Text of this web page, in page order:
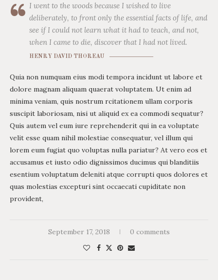
I went to the woods because I wished to live
deliberately, to front only the essential facts of life, and
see if I could not learn what it had to teach, and not,
when I came to die, discover that I had not lived.
HENRY DAVID THOREAU
Quia non numquam eius modi tempora incidunt ut labore et
dolore magnam aliquam quaerat voluptatem. Ut enim ad
minima veniam, quis nostrum rcitationem ullam corporis
suscipit laboriosam, nisi ut aliquid ex ea commodi sequatur?
Quis autem vel eum iure reprehenderit qui in ea voluptate
velit esse quam nihil molestiae consequatur, vel illum qui
lorem eum fugiat quo voluptas nulla pariatur? At vero eos et
accusamus et iusto odio dignissimos ducimus qui blanditiis
esentium voluptatum deleniti atque corrupti quos dolores et
quas molestias excepturi sint occaecati cupiditate non
provident,
September 17, 2018 0 comments